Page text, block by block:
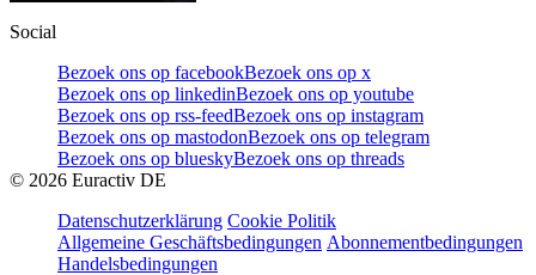
Social
Bezoek ons op facebookBezoek ons op x
Bezoek ons op linkedinBezoek ons op youtube
Bezoek ons op rss-feedBezoek ons op instagram
Bezoek ons op mastodonBezoek ons op telegram
Bezoek ons op blueskyBezoek ons op threads
© 2026 Euractiv DE
Datenschutzerklärung Cookie Politik
Allgemeine Geschäftsbedingungen Abonnementbedingungen
Handelsbedingungen